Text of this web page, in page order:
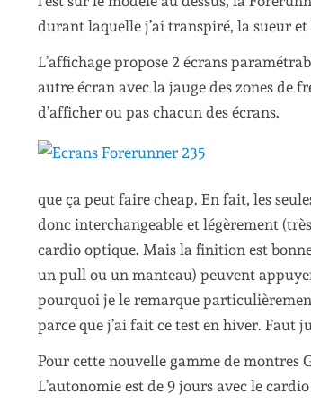
durant laquelle j’ai transpiré, la sueur
L’affichage propose 2 écrans
autre écran avec la jauge des zones de
d’afficher ou pas chacun des écrans.
que ça peut faire cheap. En fait, les
donc interchangeable et légèrement
cardio optique. Mais la finition est
un pull ou un manteau) peuvent
pourquoi je le remarque
parce que j’ai fait ce test en hiver. Faut
Pour cette nouvelle gamme de montres
L’autonomie est de 9 jours avec le